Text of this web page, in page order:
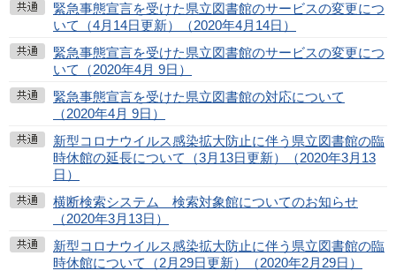
緊急事態宣言を受けた県立図書館のサービスの変更につ
いて（4月14日更新）（2020年4月14日）
緊急事態宣言を受けた県立図書館のサービスの変更につ
いて（2020年4月 9日）
緊急事態宣言を受けた県立図書館の対応について
（2020年4月 9日）
新型コロナウイルス感染拡大防止に伴う県立図書館の臨
時休館の延長について（3月13日更新）（2020年3月13
日）
横断検索システム 検索対象館についてのお知らせ
（2020年3月13日）
新型コロナウイルス感染拡大防止に伴う県立図書館の臨
時休館について（2月29日更新）（2020年2月29日）